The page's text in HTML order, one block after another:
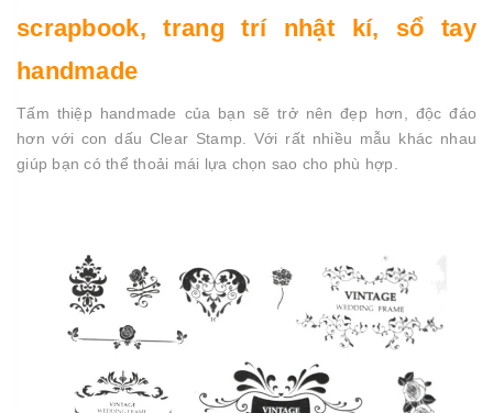
scrapbook, trang trí nhật kí, sổ tay
handmade
Tấm thiệp handmade của bạn sẽ trở nên đẹp hơn, độc đáo
hơn với con dấu Clear Stamp. Với rất nhiều mẫu khác nhau
giúp bạn có thể thoải mái lựa chọn sao cho phù hợp.